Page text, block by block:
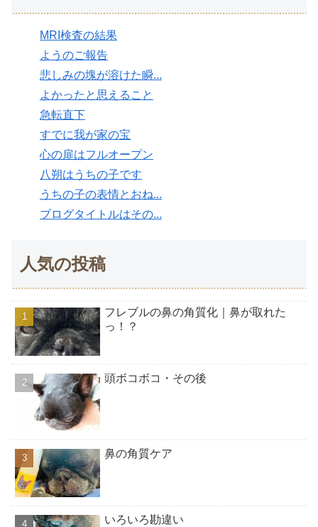
MRI検査の結果
ようのご報告
悲しみの塊が溶けた瞬...
よかったと思えること
急転直下
すでに我が家の宝
心の扉はフルオープン
八朔はうちの子です
うちの子の表情とおね...
ブログタイトルはその...
人気の投稿
フレブルの鼻の角質化｜鼻が取れた
っ！？
頭ボコボコ・その後
鼻の角質ケア
いろいろ勘違い